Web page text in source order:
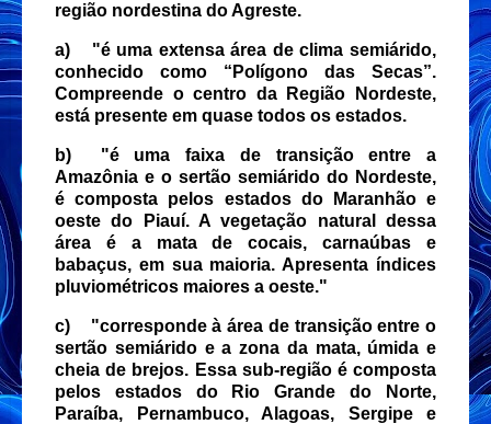
região nordestina do Agreste.
a)
"é uma extensa área de clima semiárido,
conhecido como “Polígono das Secas”.
Compreende o centro da Região Nordeste,
está presente em quase todos os estados.
b)
"é uma faixa de transição entre a
Amazônia e o sertão semiárido do Nordeste,
é composta pelos estados do Maranhão e
oeste do Piauí. A vegetação natural dessa
área é a mata de cocais, carnaúbas e
babaçus, em sua maioria. Apresenta índices
pluviométricos maiores a oeste."
c)
"corresponde à área de transição entre o
sertão semiárido e a zona da mata, úmida e
cheia de brejos. Essa sub-região é composta
pelos estados do Rio Grande do Norte,
Paraíba, Pernambuco, Alagoas, Sergipe e